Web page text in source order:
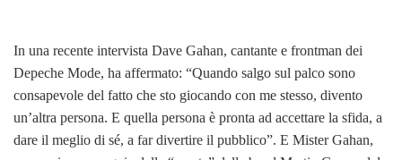
In una recente intervista Dave Gahan, cantante e frontman dei
Depeche Mode, ha affermato: “Quando salgo sul palco sono
consapevole del fatto che sto giocando con me stesso, divento
un’altra persona. E quella persona è pronta ad accettare la sfida, a
dare il meglio di sé, a far divertire il pubblico”. E Mister Gahan,